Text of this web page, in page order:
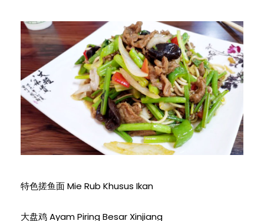
特色搓鱼面 Mie Rub Khusus Ikan
大盘鸡 Ayam Piring Besar Xinjiang